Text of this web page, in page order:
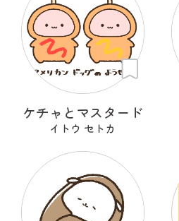
ケチャとマスタード
イトウ セトカ